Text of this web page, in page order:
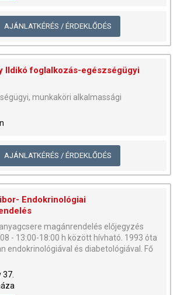
AJÁNLATKÉRÉS / ÉRDEKLŐDÉS
Ildikó foglalkozás-egészségügyi
munkaköri alkalmassági
AJÁNLATKÉRÉS / ÉRDEKLŐDÉS
Endokrinológiai
magánrendelés előjegyzés
- 13:00-18:00 h között hívható. 1993 óta
endokrinológiával és diabetológiával. Fő
37.